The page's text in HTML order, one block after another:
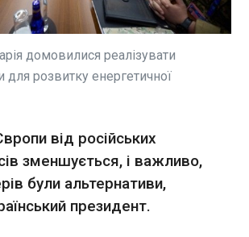
проводять зустріч в Анкарі
темою є оборона. Про це
під час пресконференції.
обговорити і про що
оборона є пріоритетом», -
і додав, що представить
винищувач Cу-35 - ПС
знищили російський
Повітряні
8 липня. "Підтверджено! 8
домовилися реалізувати
для розвитку енергетичної
від російських
зменшується, і важливо,
були альтернативи,
президент.